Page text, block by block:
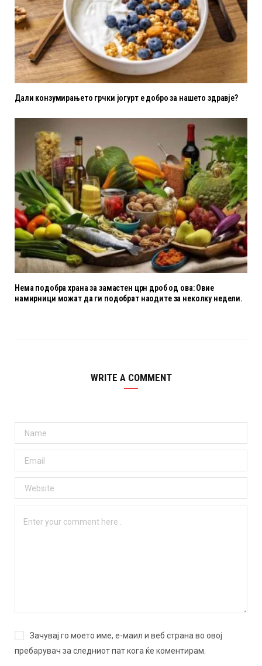
Дали конзумирањето грчки јогурт е добро за нашето здравје?
Нема подобра храна за замастен црн дроб од ова: Овие
намирници можат да ги подобрат наодите за неколку недели.
WRITE A COMMENT
Зачувај го моето име, е-маил и веб страна во овој
пребарувач за следниот пат кога ќе коментирам.